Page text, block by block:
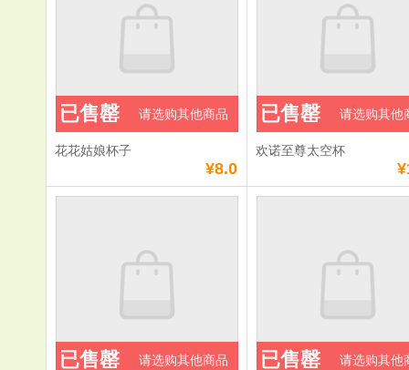
花花姑娘杯子
¥8.0
已售罄 请选购其他商品
欢诺至尊太空杯
已售罄 请选购其他
已售罄 请选购其他商品 已售罄 请选购其他